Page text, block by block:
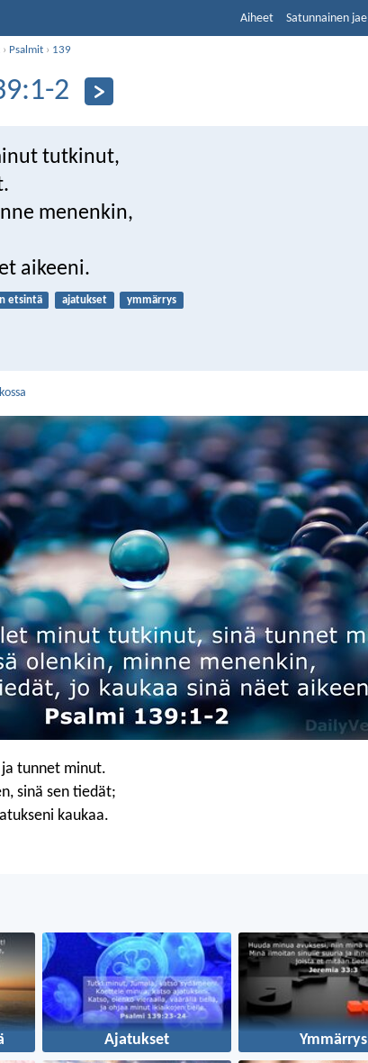
Aiheet Satunnainen jae
› Psalmit › 139
2
tutkinut,
menenkin,
aikeeni.
etsintä ajatukset ymmärrys
tunnet minut.
sinä sen tiedät;
kaukaa.
Ajatukset Ymmärrys